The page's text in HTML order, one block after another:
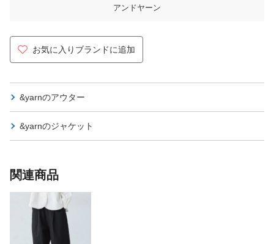
アンドヤーン
お気に入りブランドに追加
&yarnのアウター
&yarnのジャケット
関連商品